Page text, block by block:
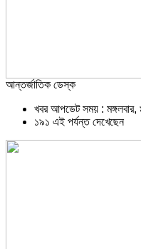
আন্তর্জাতিক ডেস্ক
খবর আপডেট সময় :
১৯১ এই পর্যন্ত দেখেছেন